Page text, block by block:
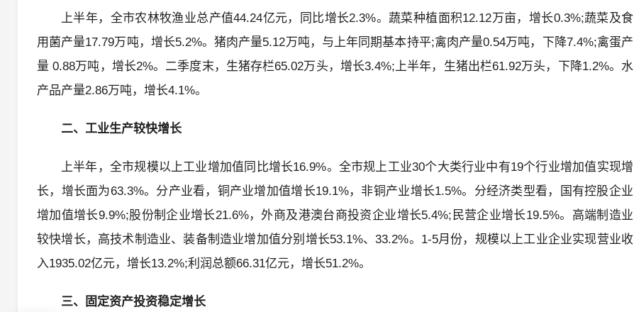
上半年，全市农林牧渔业总产值44.24亿元，同比增长2.3%。蔬菜种植面积12.12万亩，增长0.3%;蔬菜及食
用菌产量17.79万吨，增长5.2%。猪肉产量5.12万吨，与上年同期基本持平;禽肉产量0.54万吨，下降7.4%;禽蛋产
量 0.88万吨，增长2%。二季度末，生猪存栏65.02万头，增长3.4%;上半年，生猪出栏61.92万头，下降1.2%。水
产品产量2.86万吨，增长4.1%。
二、工业生产较快增长
上半年，全市规模以上工业增加值同比增长16.9%。全市规上工业30个大类行业中有19个行业增加值实现增
长，增长面为63.3%。分产业看，铜产业增加值增长19.1%，非铜产业增长1.5%。分经济类型看，国有控股企业
增加值增长9.9%;股份制企业增长21.6%，外商及港澳台商投资企业增长5.4%;民营企业增长19.5%。高端制造业
较快增长，高技术制造业、装备制造业增加值分别增长53.1%、33.2%。1-5月份，规模以上工业企业实现营业收
入1935.02亿元，增长13.2%;利润总额66.31亿元，增长51.2%。
三、固定资产投资稳定增长